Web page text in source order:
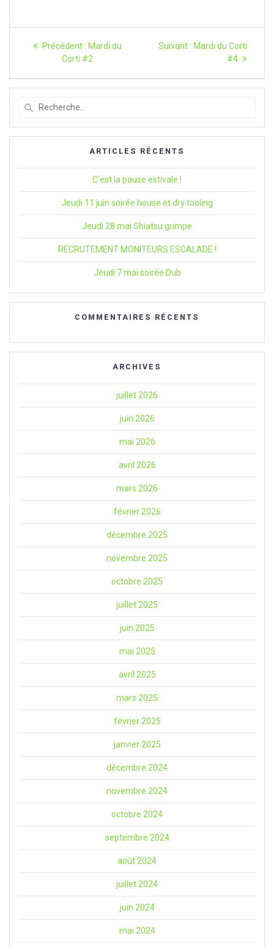
Navigation
l’article
Précédent : Article
précédent
Mardi du
Corti #2
Suivant : Article
Mardi du Corti
#4
:
ARTICLES RÉCENTS
C’est la pause estivale !
Jeudi 11 juin soirée house et dry tooling
Jeudi 28 mai Shiatsu grimpe
RECRUTEMENT MONITEURS ESCALADE !
Jeudi 7 mai soirée Dub
COMMENTAIRES RÉCENTS
ARCHIVES
juillet 2026
juin 2026
mai 2026
avril 2026
mars 2026
février 2026
décembre 2025
novembre 2025
octobre 2025
juillet 2025
juin 2025
mai 2025
avril 2025
mars 2025
février 2025
janvier 2025
décembre 2024
novembre 2024
octobre 2024
septembre 2024
août 2024
juillet 2024
juin 2024
mai 2024